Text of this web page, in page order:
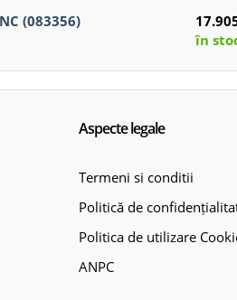
(083356)
în
Aspecte legale
Termeni si conditii
Politică de
Politica de utilizare
ANPC